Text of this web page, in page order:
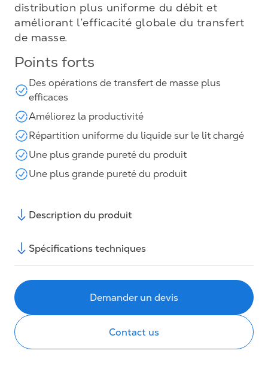
distribution plus uniforme du débit et
améliorant l’efficacité globale du transfert
de masse.
Points forts
Des opérations de transfert de masse plus
efficaces
Améliorez la productivité
Répartition uniforme du liquide sur le lit chargé
Une plus grande pureté du produit
Une plus grande pureté du produit
Description du produit
Spécifications techniques
Demander un devis
Contact us